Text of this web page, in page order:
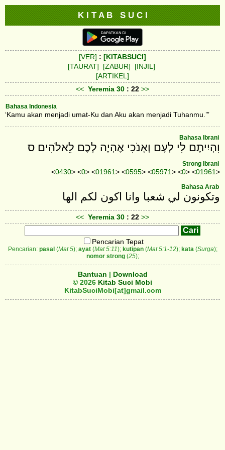
K I T A B S U C I
[VER] : [KITABSUCI]
[TAURAT]
[ZABUR]
[INJIL]
[ARTIKEL]
<< Yeremia 30 : 22 >>
Bahasa Indonesia
‘Kamu akan menjadi umat-Ku dan Aku akan menjadi Tuhanmu.’”
Bahasa Ibrani
וִהְיִיתֶם לִי לְעָם וְאָנֹכִי אֶהְיֶה לָכֶם לֵאלֹהִים׃ ס
Strong Ibrani
<0430> <0> <01961> <0595> <05971> <0> <01961>
Bahasa Arab
وتكونون لي شعبا وانا اكون لكم الها
<< Yeremia 30 : 22 >>
Pencarian Tepat
Pencarian: pasal(Mat 5); ayat(Mat 5:11); kutipan(Mat 5:1-12); kata (Surga);
nomor strong(25);
Bantuan | Download
© 2026 Kitab Suci Mobi
KitabSuciMobi[at]gmail.com